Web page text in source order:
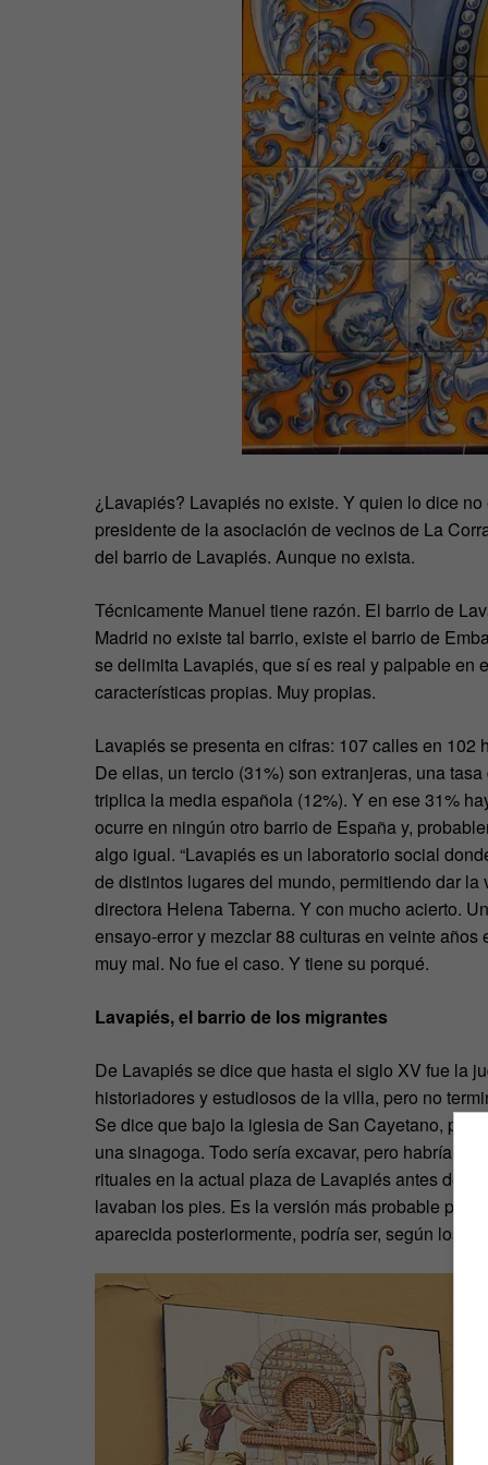
¿Lavapiés? Lavapiés no existe. Y quien lo dice
presidente de la asociación de vecinos de La
del barrio de Lavapiés. Aunque no exista.
Técnicamente Manuel tiene razón. El barrio de
Madrid no existe tal barrio, existe el barrio de
se delimita Lavapiés, que sí es real y palpable en
características propias. Muy propias.
Lavapiés se presenta en cifras: 107 calles en
De ellas, un tercio (31%) son extranjeras, una
triplica la media española (12%). Y en ese 31%
ocurre en ningún otro barrio de España y,
algo igual. “Lavapiés es un laboratorio social
de distintos lugares del mundo, permitiendo dar
directora Helena Taberna. Y con mucho acierto.
ensayo-error y mezclar 88 culturas en veinte
muy mal. No fue el caso. Y tiene su porqué.
Lavapiés, el barrio de los migrantes
De Lavapiés se dice que hasta el siglo XV fue la
historiadores y estudiosos de la villa, pero no
Se dice que bajo la iglesia de San Cayetano,
una sinagoga. Todo sería excavar, pero habría
rituales en la actual plaza de Lavapiés antes de
lavaban los pies. Es la versión más probable para
aparecida posteriormente, podría ser, según los